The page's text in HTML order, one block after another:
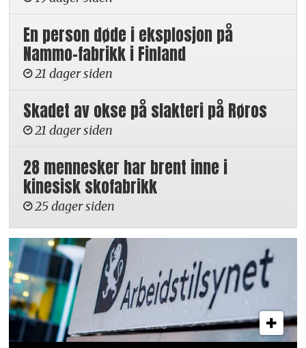
En person døde i eksplosjon på
Nammo-fabrikk i Finland
21 dager siden
Skadet av okse på slakteri på Røros
21 dager siden
28 mennesker har brent inne i
kinesisk skofabrikk
25 dager siden